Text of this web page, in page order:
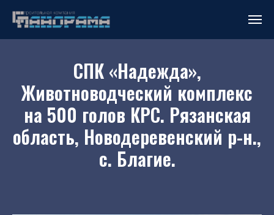
СПК «Надежда»,
Животноводческий комплекс
на 500 голов КРС. Рязанская
область, Новодеревенский р-н.,
с. Благие.